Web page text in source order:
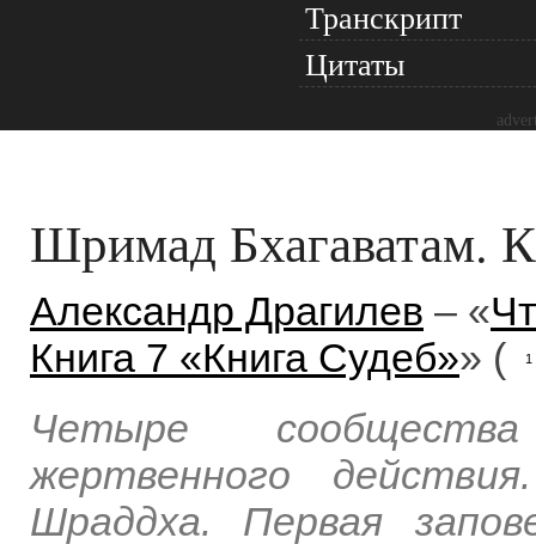
Транскрипт
Цитаты
Шримад Бхагаватам.
Александр Драгилев – «
Книга 7 «Книга Судеб»» ( 1
Четыре
жертвенного
Шраддха. Первая